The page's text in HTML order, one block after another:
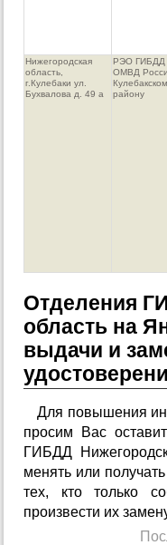
Нижегородская
область,
г.Кулебаки ул.
Бухвалова д. 49 а
РЭО ГИБДД
ОМВД
району
Отделения
область на
выдачи и
Для повышения
просим Вас
ГИБДД
менять или
тех, кто только
произвести их